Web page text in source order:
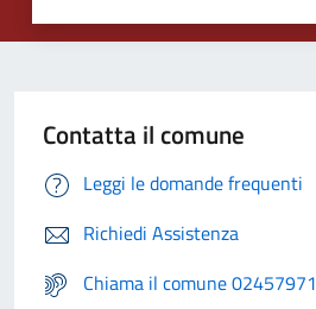
Contatta il comune
Leggi le domande frequenti
Richiedi Assistenza
Chiama il comune 02457971